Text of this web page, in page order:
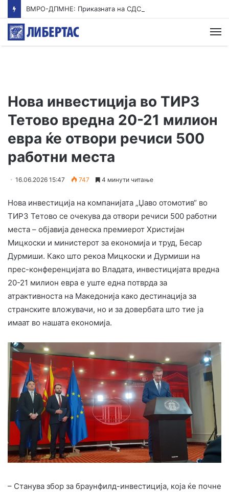
Нова инвестиција во ТИРЗ
Тетово вредна 20-21 милион
евра ќе отвори речиси 500
работни места
16.06.2026 15:47 747 4 минути читање
Нова инвестиција на компанијата „Џаво отомотив“ во
ТИРЗ Тетово се очекува да отвори речиси 500 работни
места – објавија денеска премиерот Христијан
Мицкоски и министерот за економија и труд, Бесар
Дурмиши. Како што рекоа Мицкоски и Дурмиши на
прес-конференцијата во Владата, инвестицијата вредна
20-21 милион евра е уште една потврда за
атрактивноста на Македонија како дестинација за
странските вложувачи, но и за довербата што тие ја
имаат во нашата економија.
– Станува збор за браунфилд-инвестиција, која ќе почне